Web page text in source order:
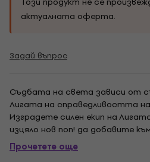
актуалната оферта.
Задай въпрос
Съдбата на света зависи от
Лигата на справедливостта
Изградете силен екип на
изцяло нов поп! да добавите
Funko Pop! на Де Саад от
на Зак Снайдер – Прибл. 10 см
Прочетете още